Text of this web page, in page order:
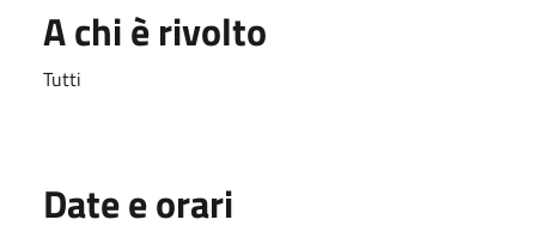
A chi è rivolto
Tutti
Date e orari